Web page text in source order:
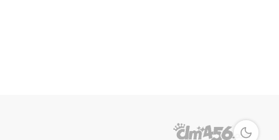
深色模式